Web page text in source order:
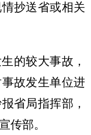
抄送省或相关
的较大事故，
故发生单位进
省局指挥部，
传部。